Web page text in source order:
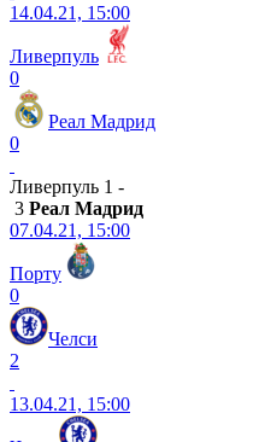
14.04.21, 15:00
Ливерпуль
0
Реал Мадрид
0
Ливерпуль 1 -
3 Реал Мадрид
07.04.21, 15:00
Порту
0
Челси
2
13.04.21, 15:00